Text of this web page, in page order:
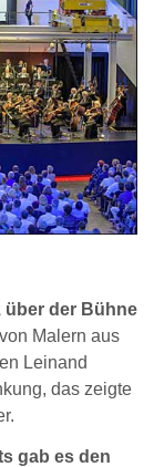
über der Bühne
Malern aus
Leinand
das zeigte
gab es den